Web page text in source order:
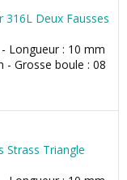
316L Deux Fausses
Longueur : 10 mm
- Grosse boule : 08
Strass Triangle